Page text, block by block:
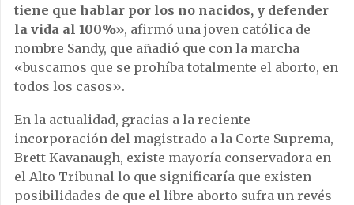
tiene que hablar por los no nacidos, y defender
la vida al 100%», afirmó una joven católica de
nombre Sandy, que añadió que con la marcha
«buscamos que se prohíba totalmente el aborto, en
todos los casos».
En la actualidad, gracias a la reciente
incorporación del magistrado a la Corte Suprema,
Brett Kavanaugh, existe mayoría conservadora en
el Alto Tribunal lo que significaría que existen
posibilidades de que el libre aborto sufra un revés